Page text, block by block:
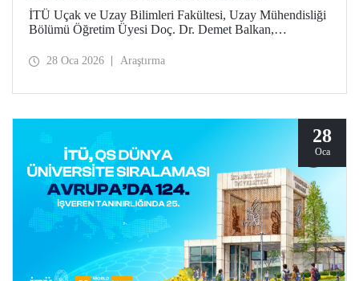
İTÜ Uçak ve Uzay Bilimleri Fakültesi, Uzay Mühendisliği
Bölümü Öğretim Üyesi Doç. Dr. Demet Balkan,
Programı’nın 2025 yılı 1’inci dönem çağrısı kapsamında
28 Oca 2026 Araştırma
28
Oca